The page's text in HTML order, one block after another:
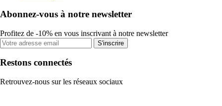
Abonnez-vous à notre newsletter
Profitez de -10% en vous inscrivant à notre newsletter
S'inscrire
Restons connectés
Retrouvez-nous sur les réseaux sociaux